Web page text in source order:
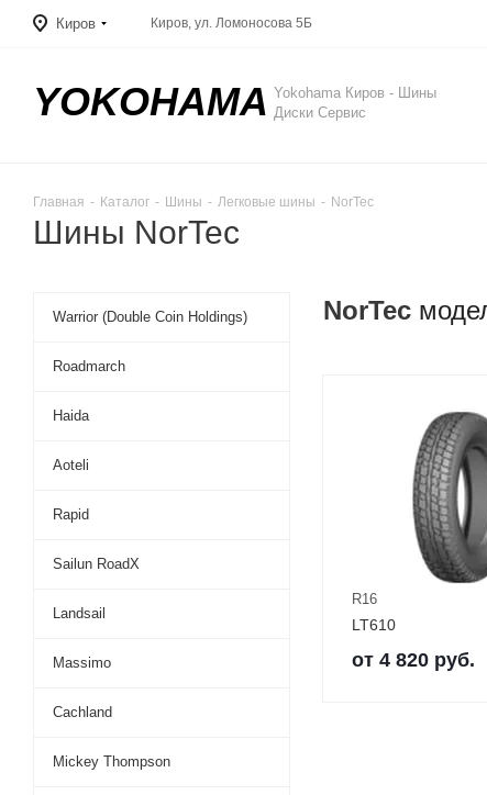
Киров Киров, ул. Ломоносова 5Б
YOKOHAMA Yokohama Киров - Шины
Диски Сервис
Главная - Каталог - Шины - Легковые шины - NorTec
Шины NorTec
NorTec
R16
LT610
от 4 820 руб.
Warrior (Double Coin Holdings)
Roadmarch
Haida
Aoteli
Rapid
Sailun RoadX
Landsail
Massimo
Cachland
Mickey Thompson